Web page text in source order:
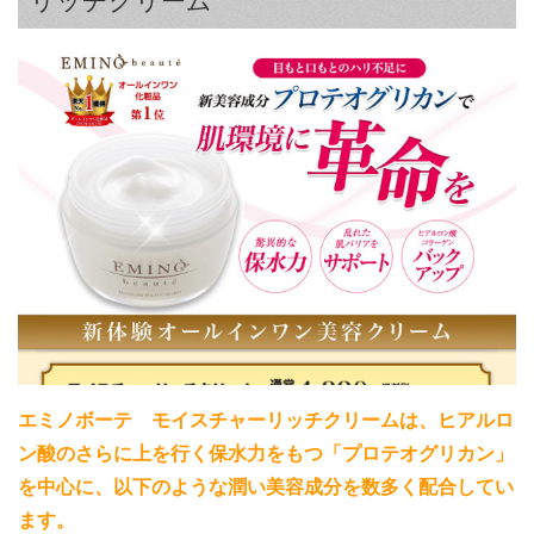
エミノボーテ モイスチャーリッチクリームは、ヒアルロ
ン酸のさらに上を行く保水力をもつ「プロテオグリカン」
を中心に、以下のような潤い美容成分を数多く配合してい
ます。